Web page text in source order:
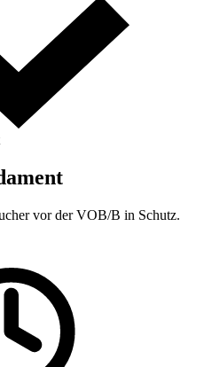
vor der VOB/B in Schutz.